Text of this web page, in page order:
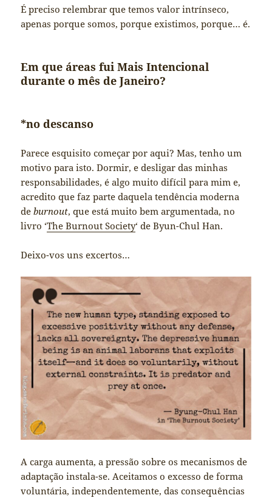
É preciso relembrar que temos valor intrínseco,
apenas porque somos, porque existimos, porque… é.
Em que áreas fui Mais Intencional
durante o mês de Janeiro?
*no descanso
Parece esquisito começar por aqui? Mas, tenho um
motivo para isto. Dormir, e desligar das minhas
responsabilidades, é algo muito difícil para mim e,
acredito que faz parte daquela tendência moderna
deburnout, que está muito bem argumentada, no
livro ‘The Burnout Society‘ de Byun-Chul Han.
Deixo-vos uns excertos…
A carga aumenta, a pressão sobre os mecanismos de
adaptação instala-se. Aceitamos o excesso de forma
voluntária, independentemente, das consequências